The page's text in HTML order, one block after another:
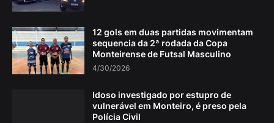
12 gols em duas partidas movimentam
sequencia da 2ª rodada da Copa
Monteirense de Futsal Masculino
4/30/2026
Idoso investigado por estupro de
vulnerável em Monteiro, é preso pela
Polícia Civil